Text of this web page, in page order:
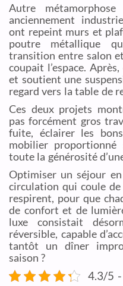
Autre
anciennement
ont repeint murs et
poutre métallique
transition entre salon
coupait l’espace.
et soutient une
regard vers la table de
Ces deux projets
pas forcément gros
fuite, éclairer les
mobilier
toute la générosité
Optimiser un séjour
circulation qui coule
respirent, pour que
de confort et de
luxe consistait
réversible, capable
tantôt un dîner
saison ?
4.3/5